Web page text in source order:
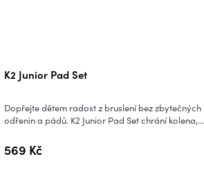
K2 Junior Pad Set
569 Kč
Dopřejte dětem radost z bruslení bez zbytečných
odřenin a pádů. K2 Junior Pad Set chrání kolena,...